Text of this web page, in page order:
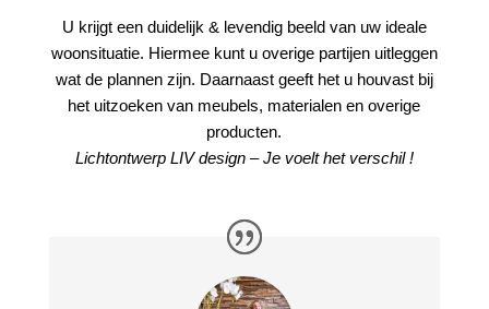
U krijgt een duidelijk & levendig beeld van uw ideale
woonsituatie. Hiermee kunt u overige partijen uitleggen
wat de plannen zijn. Daarnaast geeft het u houvast bij
het uitzoeken van meubels, materialen en overige
producten.
Lichtontwerp LIV design – Je voelt het verschil !